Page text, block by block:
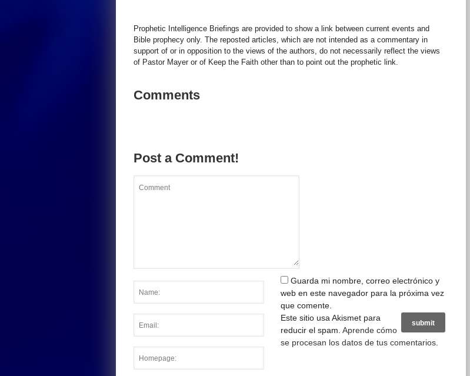
Prophetic Intelligence Briefings are provided to show a link between current events and
Bible prophecy only. The reposted articles, which are not intended as a commentary in
support of or in opposition to the views of the authors, do not necessarily reflect the views
of Pastor Mayer or of Keep the Faith other than to point out the prophetic link.
Comments
Post a Comment!
Guarda mi nombre, correo electrónico y
web en este navegador para la próxima vez
que comente.
Este sitio usa Akismet para
reducir el spam. Aprende cómo
se procesan los datos de tus comentarios